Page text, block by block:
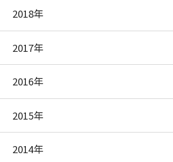
2018年
2017年
2016年
2015年
2014年